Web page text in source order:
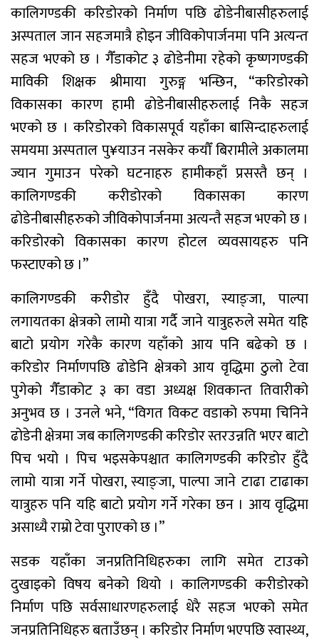
कालिगण्डकी करिडोरको निर्माण पछि ढोडेनीबासीहरुलाई
अस्पताल जान सहजमात्रै होइन जीविकोपार्जनमा पनि अत्यन्त
सहज भएको छ । गैँडाकोट ३ ढोडेनीमा रहेको कृष्णगण्डकी
माविकी शिक्षक श्रीमाया गुरुङ्ग भन्छिन, “करिडोरको
विकासका कारण हामी ढोडेनीबासीहरुलाई निकै सहज
भएको छ । करिडोरको विकासपूर्व यहाँका बासिन्दाहरुलाई
समयमा अस्पताल पु¥याउन नसकेर कयौँ बिरामीले अकालमा
ज्यान गुमाउन परेको घटनाहरु हामीकहाँ प्रसस्तै छन् ।
कालिगण्डकी करीडोरको विकासका कारण
ढोडेनीबासीहरुको जीविकोपार्जनमा अत्यन्तै सहज भएको छ ।
करिडोरको विकासका कारण होटल व्यवसायहरु पनि
फस्टाएको छ ।”
कालिगण्डकी करीडोर हुँदै पोखरा, स्याङ्जा, पाल्पा
लगायतका क्षेत्रको लामो यात्रा गर्दै जाने यात्रुहरुले समेत यहि
बाटो प्रयोग गरेकै कारण यहाँको आय पनि बढेको छ ।
करिडोर निर्माणपछि ढोडेनि क्षेत्रको आय वृद्धिमा ठुलो टेवा
पुगेको गैँडाकोट ३ का वडा अध्यक्ष शिवकान्त तिवारीको
अनुभव छ । उनले भने, “विगत विकट वडाको रुपमा चिनिने
ढोडेनी क्षेत्रमा जब कालिगण्डकी करिडोर स्तरउन्नति भएर बाटो
पिच भयो । पिच भइसकेपश्चात कालिगण्डकी करिडोर हुँदै
लामो यात्रा गर्ने पोखरा, स्याङ्जा, पाल्पा जाने टाढा टाढाका
यात्रुहरु पनि यहि बाटो प्रयोग गर्ने गरेका छन । आय वृद्धिमा
असाध्यै राम्रो टेवा पुराएको छ ।”
सडक यहाँका जनप्रतिनिधिहरुका लागि समेत टाउको
दुखाइको विषय बनेको थियो । कालिगण्डकी करीडोरको
निर्माण पछि सर्वसाधारणहरुलाई धेरै सहज भएको समेत
जनप्रतिनिधिहरु बताउँछन् । करिडोर निर्माण भएपछि स्वास्थ्य,